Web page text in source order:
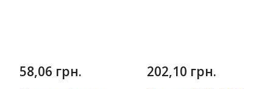
58,06 грн. 202,10 грн.